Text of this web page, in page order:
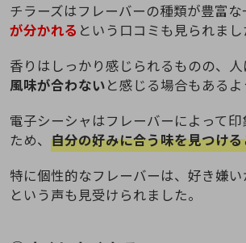
チラーズはフレーバーの種類が豊富な
が分かれる という口コミも見られまし
香りはしっかり感じられるものの、
風味が合わないと感じる場合もあるよ
電子シーシャはフレーバーによって
ため、 自分の好みに合う味を見つけ
特に個性的なフレーバーは、好き嫌
という声も見受けられました。